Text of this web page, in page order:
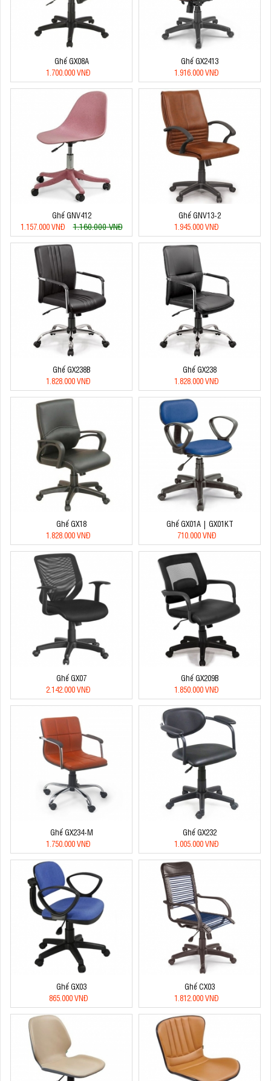
Ghế GX08A
1.700.000 VNĐ
Ghế GX2413
1.916.000 VNĐ
Ghế GNV412
1.157.000 VNĐ
1.160.000 VNĐ
Ghế GNV13-2
1.945.000 VNĐ
Ghế GX238B
1.828.000 VNĐ
Ghế GX238
1.828.000 VNĐ
Ghế GX18
1.828.000 VNĐ
Ghế GX01A | GX01KT
710.000 VNĐ
Ghế GX07
2.142.000 VNĐ
Ghế GX209B
1.850.000 VNĐ
Ghế GX234-M
1.750.000 VNĐ
Ghế GX232
1.005.000 VNĐ
Ghế GX03
865.000 VNĐ
Ghế CX03
1.812.000 VNĐ